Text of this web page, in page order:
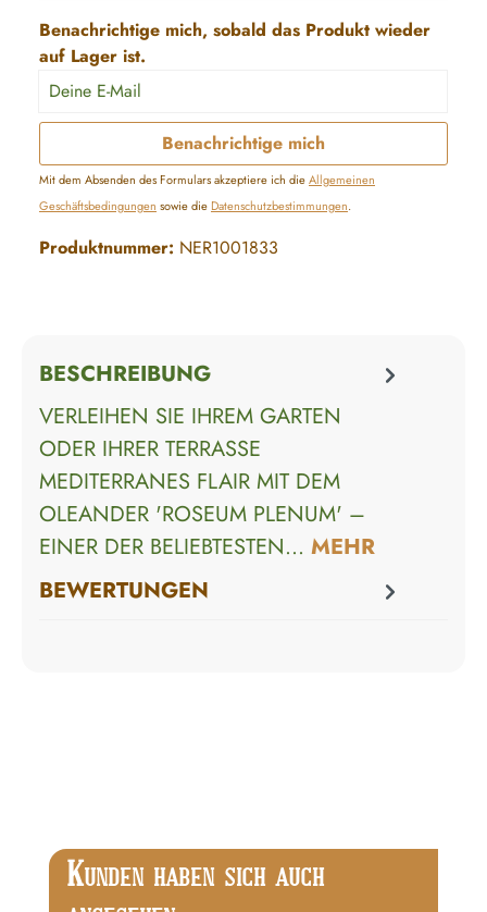
Benachrichtige mich, sobald das Produkt wieder
auf Lager ist.
Deine E-Mail
Benachrichtige mich
Mit dem Absenden des Formulars akzeptiere ich dieAllgemeinen
Geschäftsbedingungen sowie die Datenschutzbestimmungen.
Produktnummer: NER1001833
BESCHREIBUNG
VERLEIHEN SIE IHREM GARTEN
ODER IHRER TERRASSE
MEDITERRANES FLAIR MIT DEM
OLEANDER 'ROSEUM PLENUM' –
EINER DER BELIEBTESTEN… MEHR
BEWERTUNGEN
Produktgalerie überspringen
KUNDEN HABEN SICH AUCH